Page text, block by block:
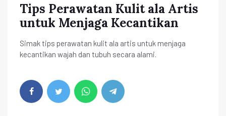
Tips Perawatan Kulit ala Artis
untuk Menjaga Kecantikan
Simak tips perawatan kulit ala artis untuk menjaga
kecantikan wajah dan tubuh secara alami.